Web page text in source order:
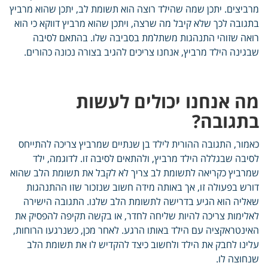
מרביצים. יתכן שמה שהילד רוצה הוא תשומת לב, יתכן שהוא מרביץ
בתגובה לכך שלא קיבל מה שרצה, ויתכן שהוא מרביץ דווקא כי הוא
רואה שזוהי התנהגות משתלמת בסביבה שלו. בהתאם לסיבה
שבגינה הילד מרביץ, אנחנו צריכים להגיב בצורה נכונה כהורים.
מה אנחנו יכולים לעשות
בתגובה?
כאמור, התגובה ההורית לילד בן שנתיים שמרביץ צריכה להתייחס
לסיבה שבגללה הילד מרביץ, ולהתאים לסיבה זו. לדוגמה, ילד
שמרביץ כקריאה לתשומת לב צריך לא לקבל את תשומת הלב שהוא
דורש בפעולה זו, אך באותה מידה חשוב שנזכור שזו ההתנהגות
שאליה הוא הגיע בדרישה לתשומת הלב שלנו. התגובה הישירה
לאלימות צריכה להיות שליחה לחדר, או בקשה תקיפה להפסיק את
האינטראקציה עם הילד באותו הרגע. לאחר מכן, כשנרגעו הרוחות,
עלינו לחבק את הילד ולחשוב כיצד להקדיש לו את תשומת הלב
שנחוצה לו.